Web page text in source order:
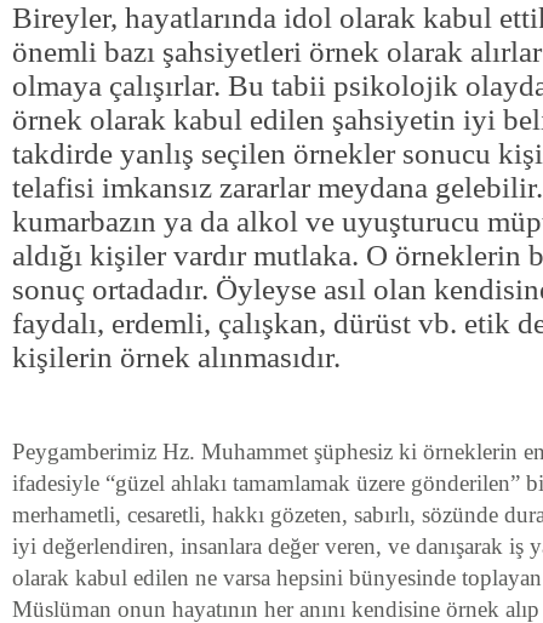
Bireyler, hayatlarında idol olarak kabul
önemli bazı şahsiyetleri örnek olarak
olmaya çalışırlar. Bu tabii psikolojik
örnek olarak kabul edilen şahsiyetin iyi
takdirde yanlış seçilen örnekler sonucu
telafisi imkansız zararlar meydana
kumarbazın ya da alkol ve uyuşturucu
aldığı kişiler vardır mutlaka. O
sonuç ortadadır. Öyleyse asıl olan
faydalı, erdemli, çalışkan, dürüst vb. etik
kişilerin örnek alınmasıdır.
Peygamberimiz Hz. Muhammet şüphesiz ki örneklerin
ifadesiyle “güzel ahlakı tamamlamak üzere gönderilen”
merhametli, cesaretli, hakkı gözeten, sabırlı, sözünde
iyi değerlendiren, insanlara değer veren, ve danışarak iş
olarak kabul edilen ne varsa hepsini bünyesinde
Müslüman onun hayatının her anını kendisine örnek